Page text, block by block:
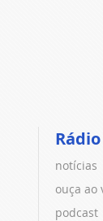
notícias
ouça ao
podcast